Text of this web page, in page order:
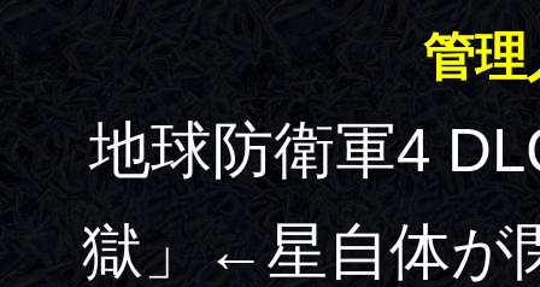
管理
地球防衛軍4
獄」←星自体が